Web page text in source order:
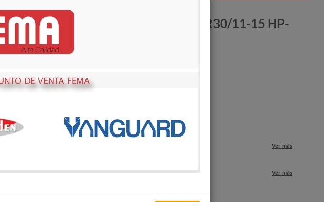
ELECTROBO. FEMA SUMERGIBLE 6SR30/11-15 HP-
16KVA-380V. 6"
69360948
Métodos de envío y retiro
Transporte Habitual
Ver más
Ver más